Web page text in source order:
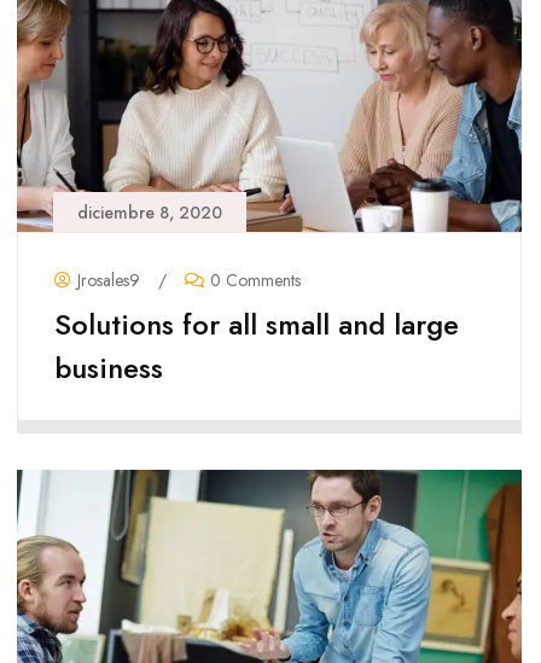
diciembre 8, 2020
Jrosales9 / 0 Comments
Solutions for all small and large
business